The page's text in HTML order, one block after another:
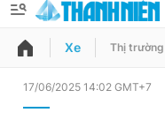
QUẢNG CÁO
Xe Thị trường
17/06/2025 14:02 GMT+7